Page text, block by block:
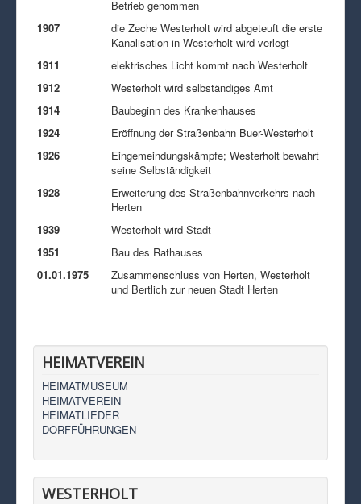
Betrieb genommen
1907
die Zeche Westerholt wird abgeteuft die erste
Kanalisation in Westerholt wird verlegt
1911
elektrisches Licht kommt nach Westerholt
1912
Westerholt wird selbständiges Amt
1914
Baubeginn des Krankenhauses
1924
Eröffnung der Straßenbahn Buer-Westerholt
1926
Eingemeindungskämpfe; Westerholt bewahrt
seine Selbständigkeit
1928
Erweiterung des Straßenbahnverkehrs nach
Herten
1939
Westerholt wird Stadt
1951
Bau des Rathauses
01.01.1975
Zusammenschluss von Herten, Westerholt
und Bertlich zur neuen Stadt Herten
HEIMATVEREIN
HEIMATMUSEUM
HEIMATVEREIN
HEIMATLIEDER
DORFFÜHRUNGEN
WESTERHOLT